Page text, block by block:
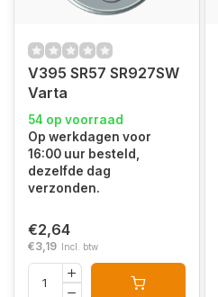
V395 SR57 SR927SW
Varta
54 op voorraad
Op werkdagen voor
16:00 uur besteld,
dezelfde dag
verzonden.
€2,64
€3,19 Incl. btw